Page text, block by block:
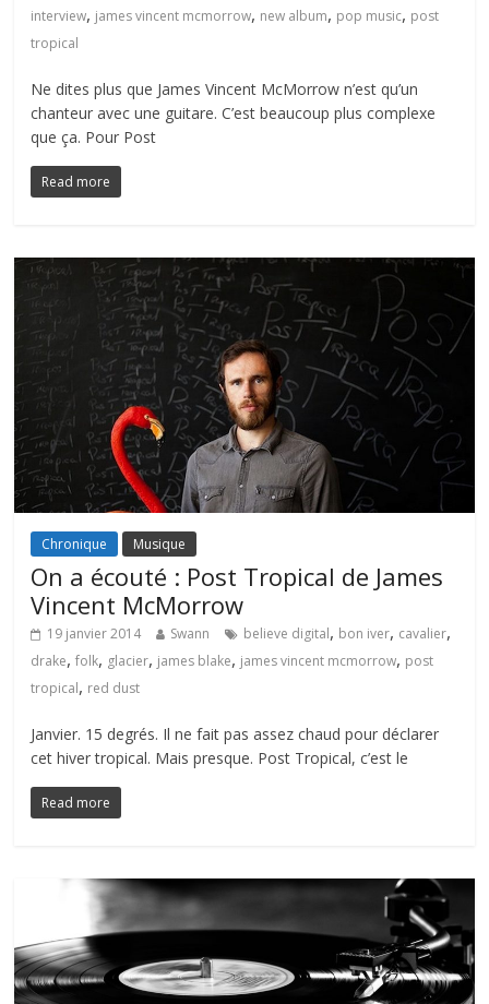
interview, james vincent mcmorrow, new album, pop music, post
tropical
Ne dites plus que James Vincent McMorrow n’est qu’un
chanteur avec une guitare. C’est beaucoup plus complexe
que ça. Pour Post
Read more
Chronique Musique
On a écouté : Post Tropical de James
Vincent McMorrow
19 janvier 2014 Swann believe digital, bon iver, cavalier,
drake,folk, glacier, james blake, james vincent mcmorrow, post
tropical, red dust
Janvier. 15 degrés. Il ne fait pas assez chaud pour déclarer
cet hiver tropical. Mais presque. Post Tropical, c’est le
Read more